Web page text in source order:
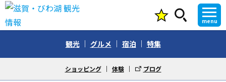
menu
観光 グルメ 宿泊 特集
ショッピング 体験 ブログ